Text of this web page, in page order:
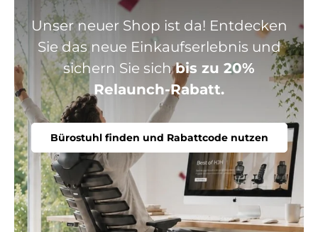
Unser neuer Shop ist da! Entdecken
Sie das neue Einkaufserlebnis und
sichern Sie sichbis zu 20%
Relaunch-Rabatt.
Bürostuhl finden und Rabattcode nutzen